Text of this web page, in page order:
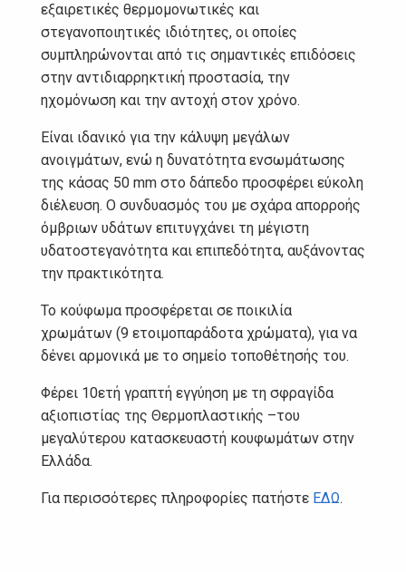
εξαιρετικές θερμομονωτικές και
στεγανοποιητικές ιδιότητες, οι οποίες
συμπληρώνονται από τις σημαντικές επιδόσεις
στην αντιδιαρρηκτική προστασία, την
ηχομόνωση και την αντοχή στον χρόνο.
Είναι ιδανικό για την κάλυψη μεγάλων
ανοιγμάτων, ενώ η δυνατότητα ενσωμάτωσης
της κάσας 50 mm στο δάπεδο προσφέρει εύκολη
διέλευση. Ο συνδυασμός του με σχάρα απορροής
όμβριων υδάτων επιτυγχάνει τη μέγιστη
υδατοστεγανότητα και επιπεδότητα, αυξάνοντας
την πρακτικότητα.
Το κούφωμα προσφέρεται σε ποικιλία
χρωμάτων (9 ετοιμοπαράδοτα χρώματα), για να
δένει αρμονικά με το σημείο τοποθέτησής του.
Φέρει 10ετή γραπτή εγγύηση με τη σφραγίδα
αξιοπιστίας της Θερμοπλαστικής –του
μεγαλύτερου κατασκευαστή κουφωμάτων στην
Ελλάδα.
Για περισσότερες πληροφορίες πατήστε ΕΔΩ.